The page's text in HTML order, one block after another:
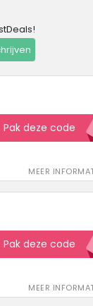
MEER
Pak deze code
MEER
Pak deze code